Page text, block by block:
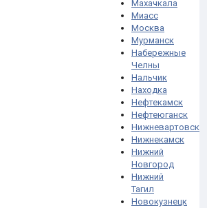
Махачкала
Миасс
Москва
Мурманск
Набережные
Челны
Нальчик
Находка
Нефтекамск
Нефтеюганск
Нижневартовск
Нижнекамск
Нижний
Новгород
Нижний
Тагил
Новокузнецк